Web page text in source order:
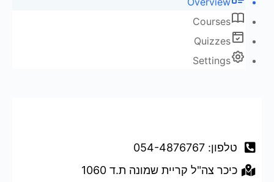
Courses
Quizzes
Settings
טלפון: 054-4876767
כיכר צה"ל קריית שמונה ת.ד 1060